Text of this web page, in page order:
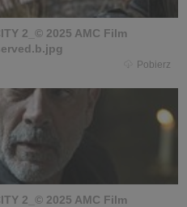
2_© 2025 AMC Film
Pobierz
2_© 2025 AMC Film